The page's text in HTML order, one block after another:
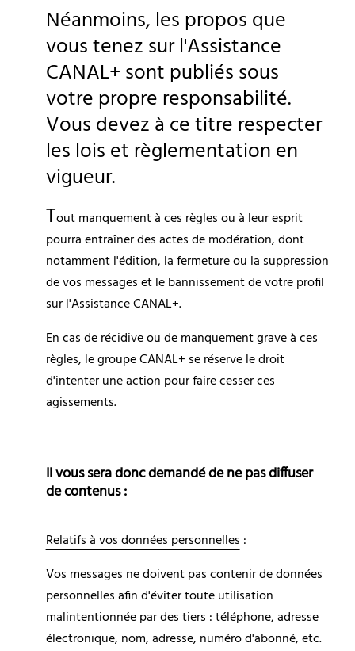
Néanmoins, les propos que
vous tenez sur l'Assistance
CANAL+ sont publiés sous
votre propre responsabilité.
Vous devez à ce titre respecter
les lois et règlementation en
vigueur.
Tout manquement à ces règles ou à leur esprit
pourra entraîner des actes de modération, dont
notamment l'édition, la fermeture ou la suppression
de vos messages et le bannissement de votre profil
sur l'Assistance CANAL+.
En cas de récidive ou de manquement grave à ces
règles, le groupe CANAL+ se réserve le droit
d'intenter une action pour faire cesser ces
agissements.
Il vous sera donc demandé de ne pas diffuser
de contenus :
Relatifs à vos données personnelles :
Vos messages ne doivent pas contenir de données
personnelles afin d'éviter toute utilisation
malintentionnée par des tiers : téléphone, adresse
électronique, nom, adresse, numéro d'abonné, etc.